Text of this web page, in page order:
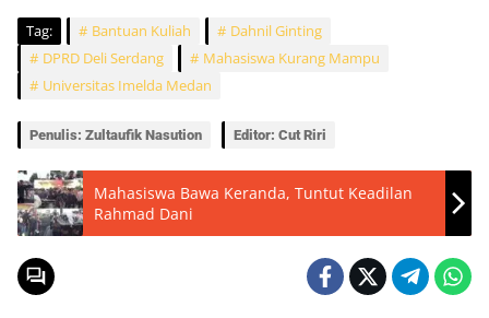
Tag: Bantuan Kuliah
Dahnil Ginting
DPRD Deli Serdang
Mahasiswa Kurang Mampu
Universitas Imelda Medan
Penulis: Zultaufik Nasution Editor: Cut Riri
Mahasiswa Bawa Keranda, Tuntut Keadilan
Rahmad Dani